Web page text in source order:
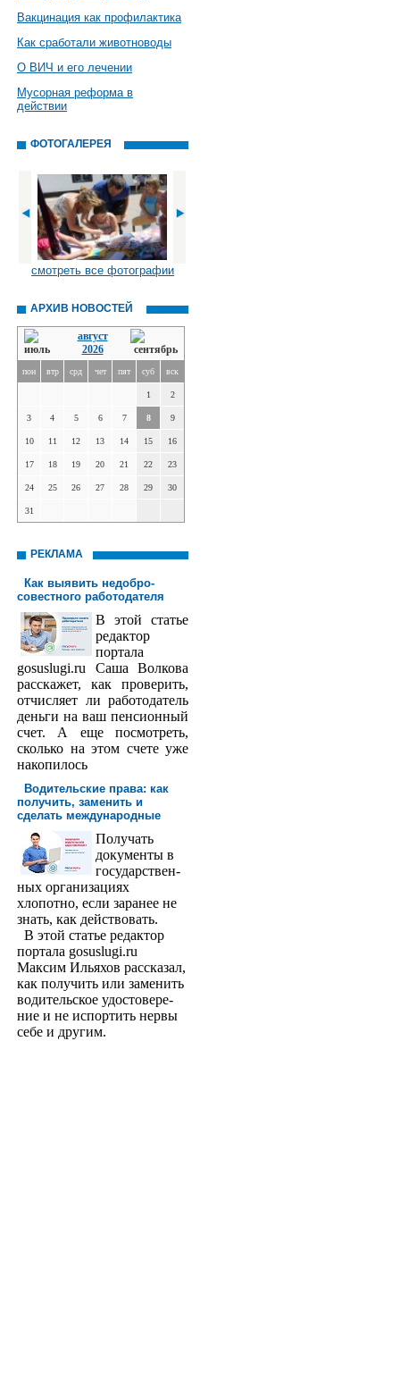
Вакцинация как профилактика
Как сработали животноводы
О ВИЧ и его лечении
Мусорная реформа в
действии
ФОТОГАЛЕРЕЯ
смотреть все фотографии
АРХИВ НОВОСТЕЙ
август
2026
пон втр срд чет пят суб вск
1 2
3 4 5 6 7 8 9
10 11 12 13 14 15 16
17 18 19 20 21 22 23
24 25 26 27 28 29 30
31
РЕКЛАМА
Как выявить недобро­
совестного работодателя
В этой статье
редактор
порта­ла
gosuslugi.ru Саша Волкова
расскажет, как проверить,
отчисляет ли работодатель
деньги на ваш пенсионный
счет. А еще посмотреть,
сколько на этом счете уже
накопилось
Водительские права: как
получить, заменить и
сделать международ­ные
Получать
доку­менты в
государствен­
ных организациях
хлопотно, если заранее не
знать, как действовать.
В этой статье редактор
портала gosuslugi.ru
Максим Ильяхов рассказал,
как получить или заменить
водительское удостовере­
ние и не испортить нервы
себе и другим.